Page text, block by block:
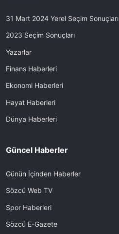
31 Mart 2024 Yerel Seçim Sonuçları
2023 Seçim Sonuçları
Yazarlar
Finans Haberleri
Ekonomi Haberleri
Hayat Haberleri
Dünya Haberleri
Güncel Haberler
Günün İçinden Haberler
Sözcü Web TV
Spor Haberleri
Sözcü E-Gazete